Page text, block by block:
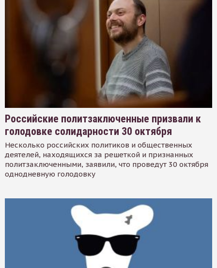
Российские политзаключенные призвали к
голодовке солидарности 30 октября
Несколько российских политиков и общественных
деятелей, находящихся за решеткой и признанных
политзаключенными, заявили, что проведут 30 октября
однодневную голодовку